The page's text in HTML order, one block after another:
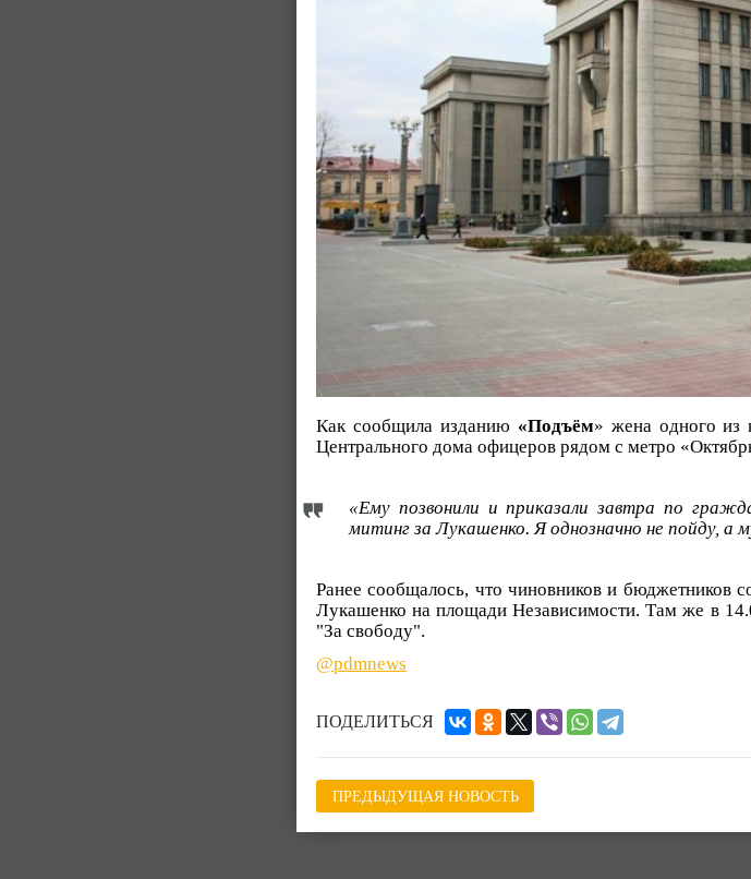
Как сообщила изданию «Подъём» жена одного из
Центрального дома офицеров рядом с метро
«Ему позвонили и приказали завтра по
митинг за Лукашенко. Я однозначно не пойду, а
Ранее сообщалось, что чиновников и бюджетников
Лукашенко на площади Независимости. Там же в
"За свободу".
@pdmnews
ПОДЕЛИТЬСЯ
ПРЕДЫДУЩАЯ НОВОСТЬ